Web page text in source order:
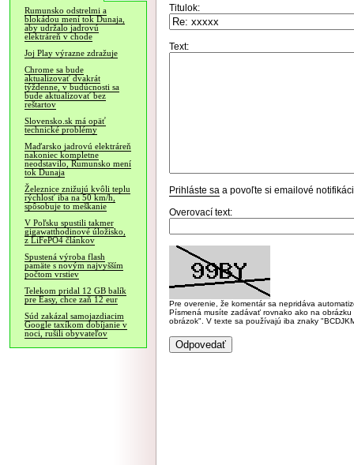
Rumunsko odstrelmi a
blokádou mení tok Dunaja,
aby udržalo jadrovú
elektráreň v chode
Joj Play výrazne zdražuje
Chrome sa bude
aktualizovať dvakrát
týždenne, v budúcnosti sa
bude aktualizovať bez
reštartov
Slovensko.sk má opäť
technické problémy
Maďarsko jadrovú elektráreň
nakoniec kompletne
neodstavilo, Rumunsko mení
tok Dunaja
Železnice znižujú kvôli teplu
rýchlosť iba na 50 km/h,
spôsobuje to meškanie
V Poľsku spustili takmer
gigawatthodinové úložisko,
z LiFePO4 článkov
Spustená výroba flash
pamäte s novým najvyšším
počtom vrstiev
Telekom pridal 12 GB balík
pre Easy, chce zaň 12 eur
Súd zakázal samojazdiacim
Google taxíkom dobíjanie v
noci, rušili obyvateľov
Titulok:
Text:
Prihláste sa a povoľte si emailové
Overovací text:
Pre overenie, že komentár sa nepridáva
Písmená musíte zadávať rovnako ako na
obrázok". V texte sa používajú iba znaky